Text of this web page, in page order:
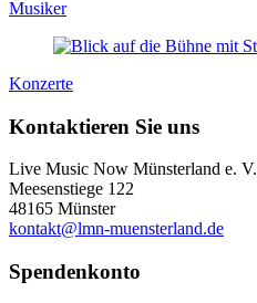
Musiker
Konzerte
Kontaktieren Sie uns
Live Music Now Münsterland e. V.
Meesenstiege 122
48165 Münster
kontakt@lmn-muensterland.de
Spendenkonto